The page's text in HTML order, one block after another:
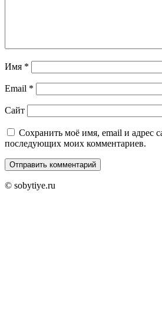
Имя *
Email *
Сайт
Сохранить моё имя, email и адрес
последующих моих комментариев.
© sobytiye.ru